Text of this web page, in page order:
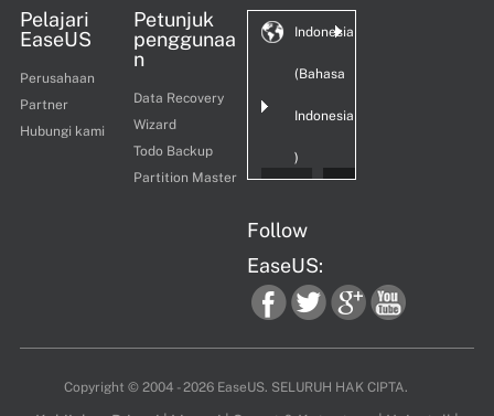
Pelajari
EaseUS
Perusahaan
Partner
Hubungi kami
Petunjuk
penggunaa
n
Data Recovery
Wizard
Todo Backup
Partition Master
Indonesia
(Bahasa
Indonesia
)
Follow
EaseUS:
fac twi goo you
Copyright © 2004 - 2026 EaseUS. SELURUH HAK CIPTA.